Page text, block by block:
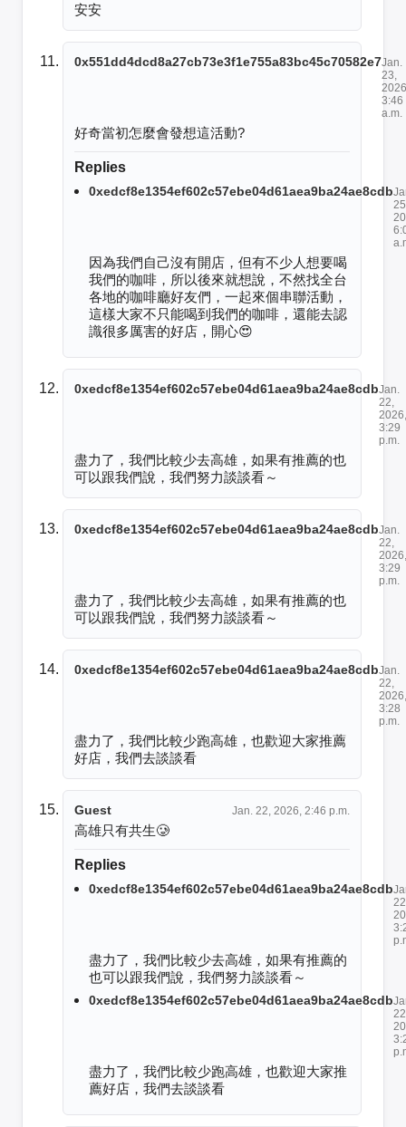
安安
0x551dd4dcd8a27cb73e3f1e755a83bc45c70582e7Jan.
23,
3:46
a.m.
好奇當初怎麼會發想這活動?
Replies
0xedcf8e1354ef602c57ebe04d61aea9ba24ae8cdb
因為我們自己沒有開店，但有不少人想要喝
我們的咖啡，所以後來就想說，不然找全台
各地的咖啡廳好友們，一起來個串聯活動，
這樣大家不只能喝到我們的咖啡，還能去認
識很多厲害的好店，開心😍
0xedcf8e1354ef602c57ebe04d61aea9ba24ae8cdbJan.
22,
2026,
3:29
p.m.
盡力了，我們比較少去高雄，如果有推薦的也
可以跟我們說，我們努力談談看～
0xedcf8e1354ef602c57ebe04d61aea9ba24ae8cdbJan.
22,
2026,
3:29
p.m.
盡力了，我們比較少去高雄，如果有推薦的也
可以跟我們說，我們努力談談看～
0xedcf8e1354ef602c57ebe04d61aea9ba24ae8cdbJan.
22,
2026,
3:28
p.m.
盡力了，我們比較少跑高雄，也歡迎大家推薦
好店，我們去談談看
Guest Jan. 22, 2026, 2:46 p.m.
高雄只有共生🥲
Replies
0xedcf8e1354ef602c57ebe04d61aea9ba24ae8cdb
盡力了，我們比較少去高雄，如果有推薦的
也可以跟我們說，我們努力談談看～
0xedcf8e1354ef602c57ebe04d61aea9ba24ae8cdb
盡力了，我們比較少跑高雄，也歡迎大家推
薦好店，我們去談談看